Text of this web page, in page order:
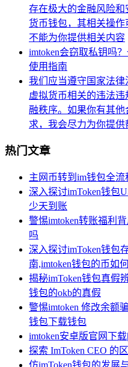
存在极大的金融风险和
货币钱包，其相关操
不能为你提供相关内容
imtoken会窃取私钥吗
使用指南
我们应当遵守国家法律
虚拟货币相关的违法
融秩序。如果你有其
求，我会尽力为你提供
热门文章
主网币转到im钱包全
深入探讨imToken钱包
少天到账
警惕imtoken转账福利
吗
深入探讨imToken钱包
南,imtoken钱包的币如
揭秘imToken钱包真假
钱包的okb的真假
警惕imtoken 修改余额
钱包下载钱包
imtoken安卓版官网下
探索 ImToken CEO 的